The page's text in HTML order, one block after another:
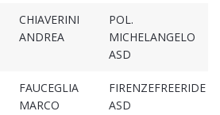
CHIAVERINI
ANDREA
POL.
MICHELANGELO
ASD
FAUCEGLIA
MARCO
FIRENZEFREERIDE
ASD